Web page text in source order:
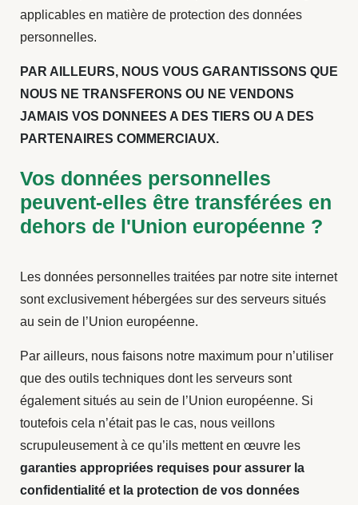
applicables en matière de protection des données
personnelles.
PAR AILLEURS, NOUS VOUS GARANTISSONS QUE
NOUS NE TRANSFERONS OU NE VENDONS
JAMAIS VOS DONNEES A DES TIERS OU A DES
PARTENAIRES COMMERCIAUX.
Vos données personnelles
peuvent-elles être transférées en
dehors de l'Union européenne ?
Les données personnelles traitées par notre site internet
sont exclusivement hébergées sur des serveurs situés
au sein de l’Union européenne.
Par ailleurs, nous faisons notre maximum pour n’utiliser
que des outils techniques dont les serveurs sont
également situés au sein de l’Union européenne. Si
toutefois cela n’était pas le cas, nous veillons
scrupuleusement à ce qu’ils mettent en œuvre les
garanties appropriées requises pour assurer la
confidentialité et la protection de vos données